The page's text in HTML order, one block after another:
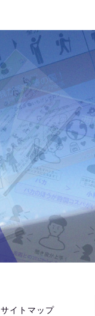
サイトマップ